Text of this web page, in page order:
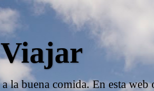
la buena comida. En esta